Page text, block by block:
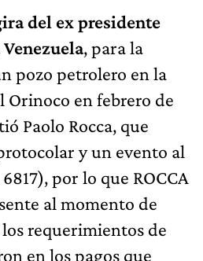
del ex presidente
, para la
pozo petrolero en la
Orinoco en febrero de
Paolo Rocca, que
y un evento al
por lo que ROCCA
al momento de
requerimientos de
en los pagos que